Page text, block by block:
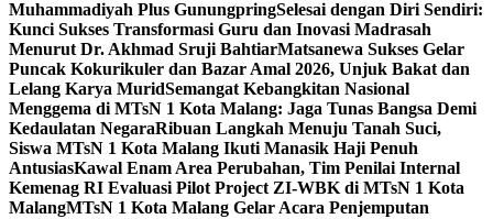
Muhammadiyah Plus GunungpringSelesai dengan Diri Sendiri:
Kunci Sukses Transformasi Guru dan Inovasi Madrasah
Menurut Dr. Akhmad Sruji BahtiarMatsanewa Sukses Gelar
Puncak Kokurikuler dan Bazar Amal 2026, Unjuk Bakat dan
Lelang Karya MuridSemangat Kebangkitan Nasional
Menggema di MTsN 1 Kota Malang: Jaga Tunas Bangsa Demi
Kedaulatan NegaraRibuan Langkah Menuju Tanah Suci,
Siswa MTsN 1 Kota Malang Ikuti Manasik Haji Penuh
AntusiasKawal Enam Area Perubahan, Tim Penilai Internal
Kemenag RI Evaluasi Pilot Project ZI-WBK di MTsN 1 Kota
MalangMTsN 1 Kota Malang Gelar Acara Penjemputan